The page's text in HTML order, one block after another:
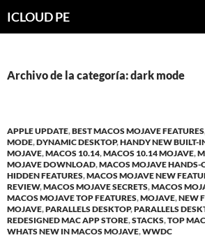
hacia
ICLOUD PE
Archivo de la categoría: dark mode
APPLE UPDATE,BEST MACOS MOJAVE FEATURES
MODE,DYNAMIC DESKTOP,HANDY NEW BUILT-
MOJAVE,MACOS 10.14,MACOS 10.14 MOJAVE,
MOJAVE DOWNLOAD,MACOS MOJAVE HANDS-
HIDDEN FEATURES,MACOS MOJAVE NEW
REVIEW,MACOS MOJAVE SECRETS,MACOS
MACOS MOJAVE TOP FEATURES,MOJAVE,NEW
MOJAVE,PARALLELS DESKTOP,PARALLELS
REDESIGNED MAC APP STORE,STACKS,TOP
WHATS NEW IN MACOS MOJAVE,WWDC